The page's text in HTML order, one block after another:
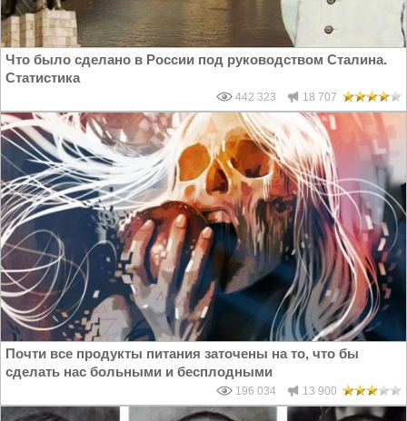
Что было сделано в России под руководством Сталина.
Статистика
442 323 18 707
Почти все продукты питания заточены на то, что бы
сделать нас больными и бесплодными
196 034 13 900